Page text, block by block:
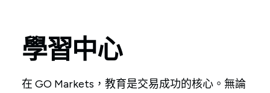
學習中心
在 GO Markets，教育是交易成功的核心。無論